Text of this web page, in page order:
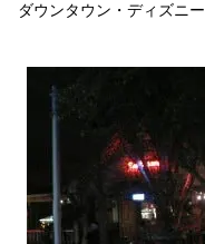
ダウンタウン・ディズニー